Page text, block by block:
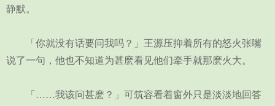
静默。
「你就没有话要问我吗？」王源压抑着所有的怒火张嘴
说了一句，他也不知道为甚麽看见他们牵手就那麽火大。
「……我该问甚麽？」可筑容看着窗外只是淡淡地回答